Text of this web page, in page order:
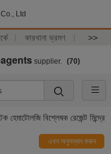
Ltd
কারখানা ভ্রমণ >>
supplier. (70)
হেমাটোলজি বিশ্লেষক রেজেন্ট মিন্দ্রে
এখন অনুসন্ধান করুন